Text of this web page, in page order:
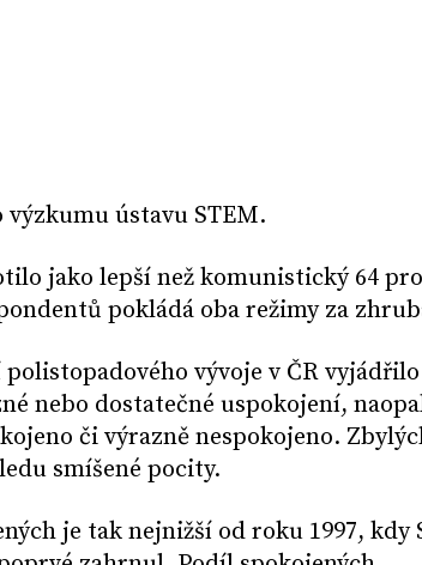
ústavu STEM.
jako lepší než komunistický 64
pokládá oba režimy za
vývoje v ČR vyjádřilo
nebo dostatečné uspokojení,
či výrazně nespokojeno.
smíšené pocity.
je tak nejnižší od roku 1997, kdy